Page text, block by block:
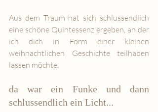
Aus dem Traum hat sich schlussendlich
eine schöne Quintessenz ergeben, an der
ich dich in Form einer kleinen
weihnachtlichen Geschichte teilhaben
lassen möchte.
da war ein Funke und dann
schlussendlich ein Licht...